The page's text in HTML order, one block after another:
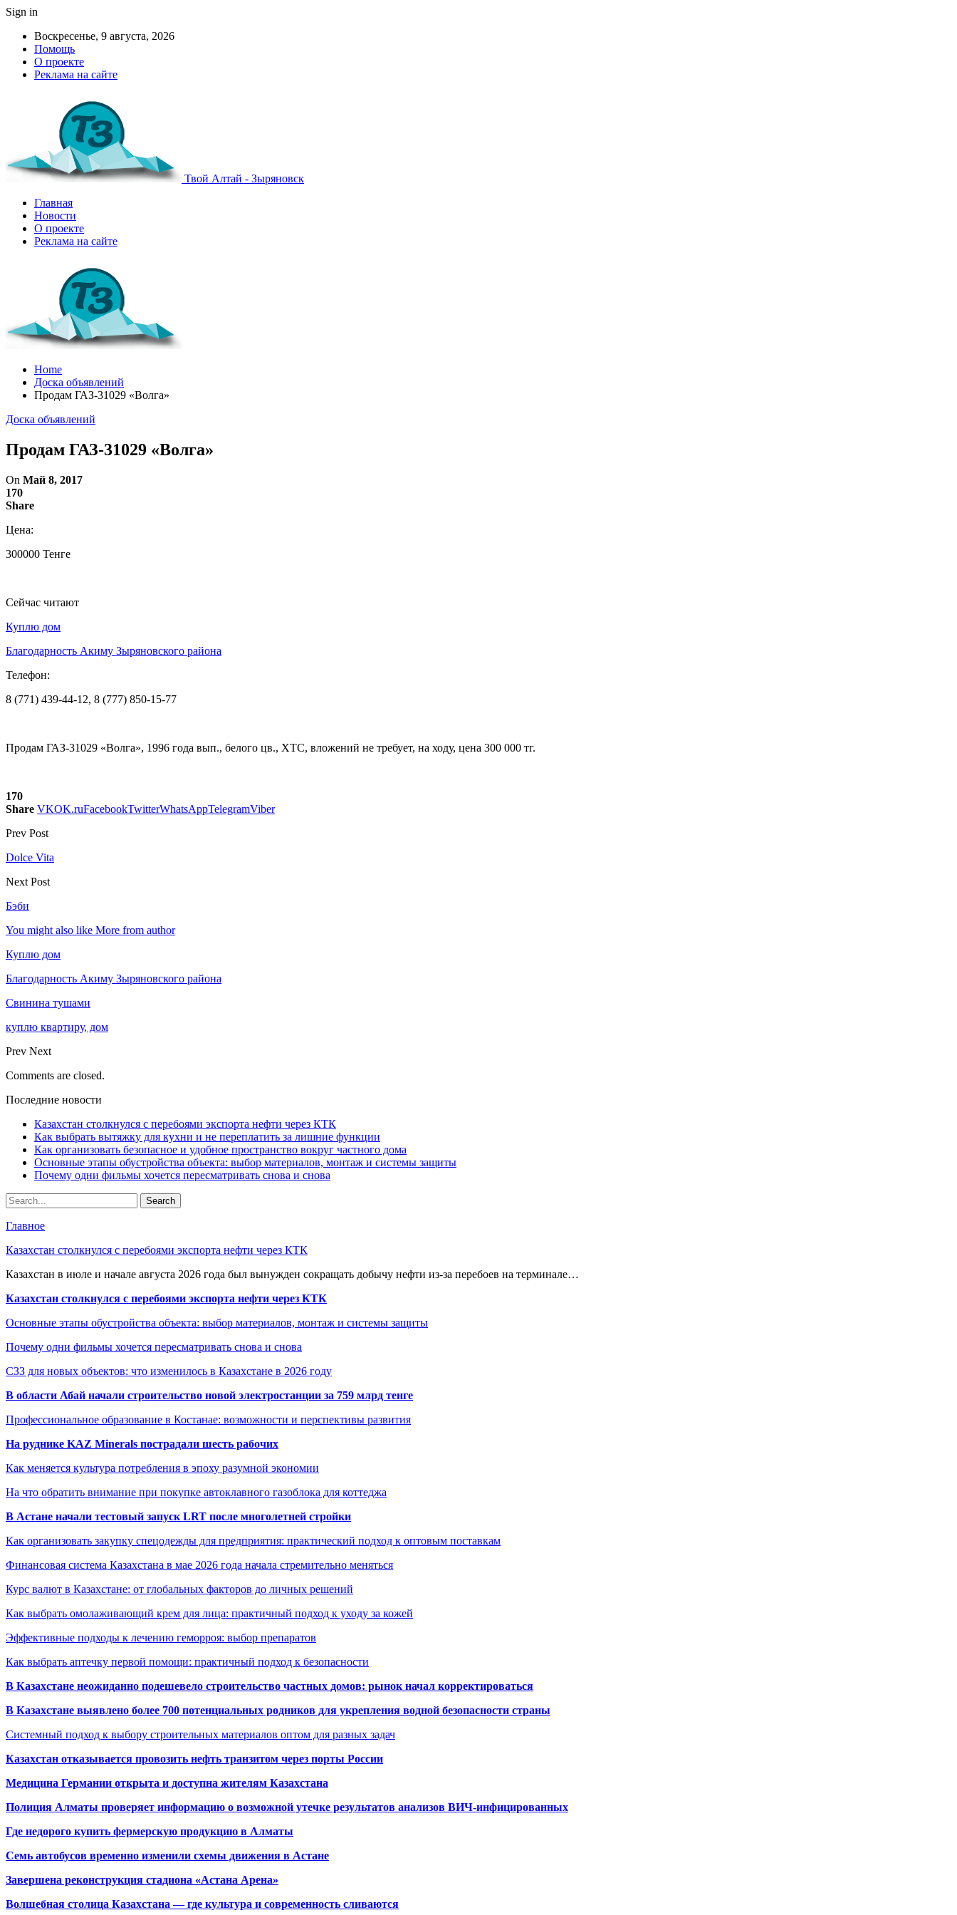
Sign in
Воскресенье, 9 августа, 2026
Помощь
О проекте
Реклама на сайте
Твой Алтай - Зыряновск
Главная
Новости
О проекте
Реклама на сайте
Home
Доска объявлений
Продам ГАЗ-31029 «Волга»
Доска объявлений
Продам ГАЗ-31029 «Волга»
On Май 8, 2017
170
Share
Цена:
300000 Тенге
Сейчас читают
Куплю дом
Благодарность Акиму Зыряновского района
Телефон:
8 (771) 439-44-12, 8 (777) 850-15-77
Продам ГАЗ-31029 «Волга», 1996 года вып., белого цв., ХТС, вложений не требует, на ходу, цена 300 000 тг.
170
Share VKOK.ruFacebookTwitterWhatsAppTelegramViber
Prev Post
Dolce Vita
Next Post
Бэби
You might also like More from author
Куплю дом
Благодарность Акиму Зыряновского района
Свинина тушами
куплю квартиру, дом
Prev Next
Comments are closed.
Последние новости
Казахстан столкнулся с перебоями экспорта нефти через КТК
Как выбрать вытяжку для кухни и не переплатить за лишние функции
Как организовать безопасное и удобное пространство вокруг частного дома
Основные этапы обустройства объекта: выбор материалов, монтаж и системы защиты
Почему одни фильмы хочется пересматривать снова и снова
Главное
Казахстан столкнулся с перебоями экспорта нефти через КТК
Казахстан в июле и начале августа 2026 года был вынужден сокращать добычу нефти из-за перебоев на терминале…
Казахстан столкнулся с перебоями экспорта нефти через КТК
Основные этапы обустройства объекта: выбор материалов, монтаж и системы защиты
Почему одни фильмы хочется пересматривать снова и снова
СЗЗ для новых объектов: что изменилось в Казахстане в 2026 году
В области Абай начали строительство новой электростанции за 759 млрд тенге
Профессиональное образование в Костанае: возможности и перспективы развития
На руднике KAZ Minerals пострадали шесть рабочих
Как меняется культура потребления в эпоху разумной экономии
На что обратить внимание при покупке автоклавного газоблока для коттеджа
В Астане начали тестовый запуск LRT после многолетней стройки
Как организовать закупку спецодежды для предприятия: практический подход к оптовым поставкам
Финансовая система Казахстана в мае 2026 года начала стремительно меняться
Курс валют в Казахстане: от глобальных факторов до личных решений
Как выбрать омолаживающий крем для лица: практичный подход к уходу за кожей
Эффективные подходы к лечению геморроя: выбор препаратов
Как выбрать аптечку первой помощи: практичный подход к безопасности
В Казахстане неожиданно подешевело строительство частных домов: рынок начал корректироваться
В Казахстане выявлено более 700 потенциальных родников для укрепления водной безопасности страны
Системный подход к выбору строительных материалов оптом для разных задач
Казахстан отказывается провозить нефть транзитом через порты России
Медицина Германии открыта и доступна жителям Казахстана
Полиция Алматы проверяет информацию о возможной утечке результатов анализов ВИЧ-инфицированных
Где недорого купить фермерскую продукцию в Алматы
Семь автобусов временно изменили схемы движения в Астане
Завершена реконструкция стадиона «Астана Арена»
Волшебная столица Казахстана — где культура и современность сливаются